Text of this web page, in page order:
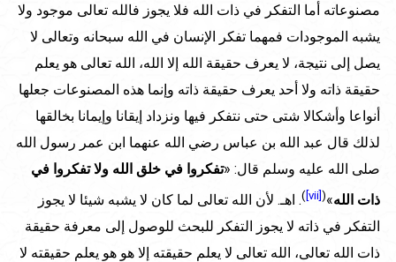
مصنوعاته أما التفكر في ذات الله فلا يجوز فالله تعالى موجود ولا
يشبه الموجودات فمهما تفكر الإنسان في الله سبحانه وتعالى لا
يصل إلى نتيجة، لا يعرف حقيقة الله إلا الله، الله تعالى هو يعلم
حقيقة ذاته ولا أحد يعرف حقيقة ذاته وإنما هذه المصنوعات جعلها
أنواعا وأشكالا شتى حتى نتفكر فيها ونزداد إيقانا وإيمانا بخالقها
لذلك قال عبد الله بن عباس رضي الله عنهما ابن عمر رسول الله
صلى الله عليه وسلم قال: «تفكروا في خلق الله ولا تفكروا في
ذات الله»
(
). اهـ. لأن الله تعالى لما كان لا يشبه شيئا لا يجوز
التفكر في ذاته لا يجوز التفكر للبحث للوصول إلى معرفة حقيقة
ذات الله تعالى، الله تعالى لا يعلم حقيقته إلا هو هو يعلم حقيقته لا